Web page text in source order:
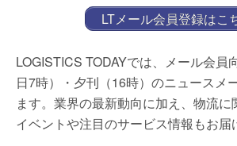
LTメール会員登録はこ
LOGISTICS TODAYでは、メール会員
日7時）・夕刊（16時）のニュースメ
ます。業界の最新動向に加え、物流
イベントや注目のサービス情報もお届